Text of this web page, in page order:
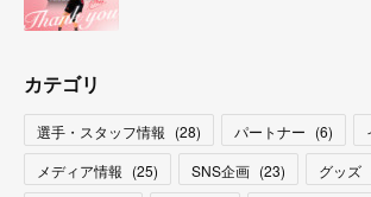
カテゴリ
選手・スタッフ情報 (28) パートナー (6)
メディア情報 (25) SNS企画 (23) グッズ